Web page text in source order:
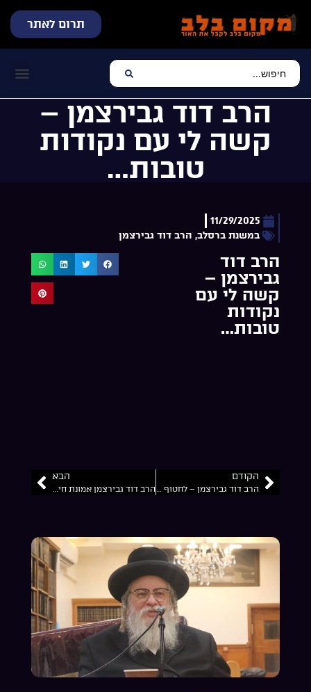
תרום לאתר
הרב דוד גבירצמן –
קשה לי עם נקודות
טובות…
11/29/2025
במשנת ברסלב, הרב דוד גבירצמן
הרב דוד
גבירצמן –
קשה לי עם
נקודות
טובות…
הקודם
הרב דוד גבירצמן – לחטוף תורה…
הבא
הרב דוד גבירצמן אמונת חידוש העולם…